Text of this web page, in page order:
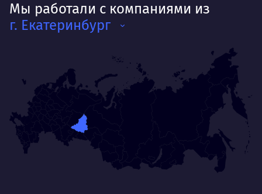
Мы работали с компаниями из
г. Екатеринбург